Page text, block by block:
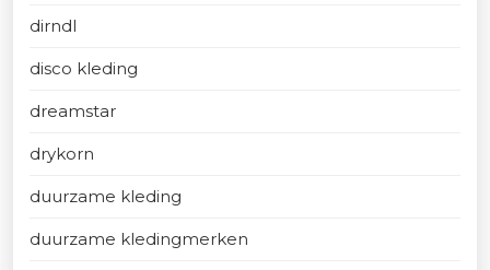
dirndl
disco kleding
dreamstar
drykorn
duurzame kleding
duurzame kledingmerken